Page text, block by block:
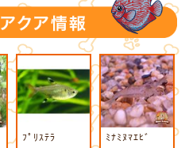
ﾌﾟﾘｽﾃﾗ ﾐﾅﾐﾇﾏｴﾋﾞ